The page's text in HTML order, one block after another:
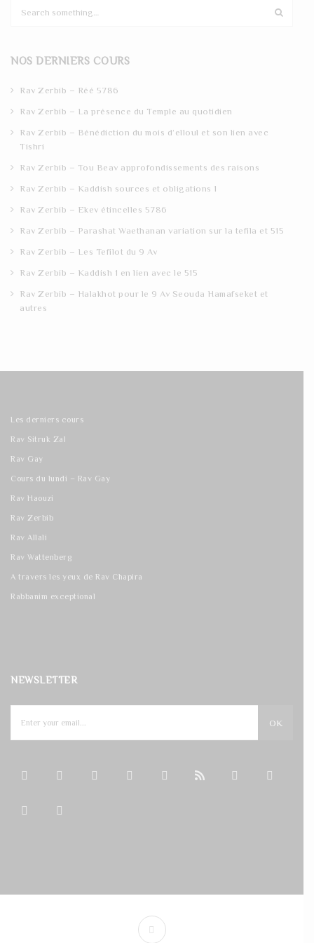
c
NOS DERNIERS COURS
Rav Zerbib – Réé 5786
Rav Zerbib – La présence du Temple au quotidien
Rav Zerbib – Bénédiction du mois d’elloul et son lien avec
Tishri
Rav Zerbib – Tou Beav approfondissements des raisons
Rav Zerbib – Kaddish sources et obligations 1
Rav Zerbib – Ekev étincelles 5786
Rav Zerbib – Parashat Waethanan variation sur la tefila et 515
Rav Zerbib – Les Tefilot du 9 Av
Rav Zerbib – Kaddish 1 en lien avec le 515
Rav Zerbib – Halakhot pour le 9 Av Seouda Hamafseket et
autres
Les derniers cours
Rav Sitruk Zal
Rav Gay
Cours du lundi – Rav Gay
Rav Haouzi
Rav Zerbib
Rav Allali
Rav Wattenberg
A travers les yeux de Rav Chapira
Rabbanim exceptional
NEWSLETTER
OK